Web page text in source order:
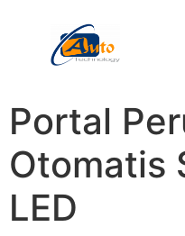
Portal
Otomatis
LED